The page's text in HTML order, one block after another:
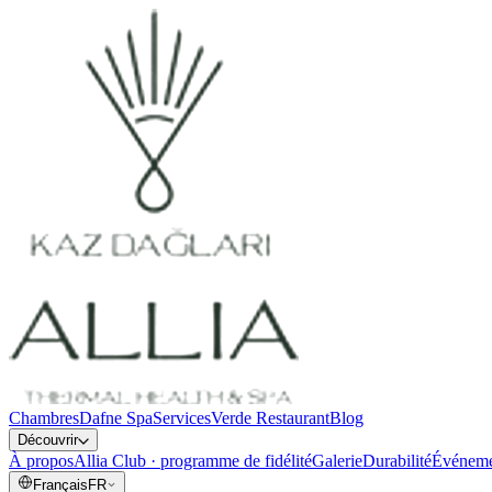
ChambresDafne SpaServicesVerde RestaurantBlog
Découvrir
À proposAllia Club · programme de fidélitéGalerieDurabilité
Français FR